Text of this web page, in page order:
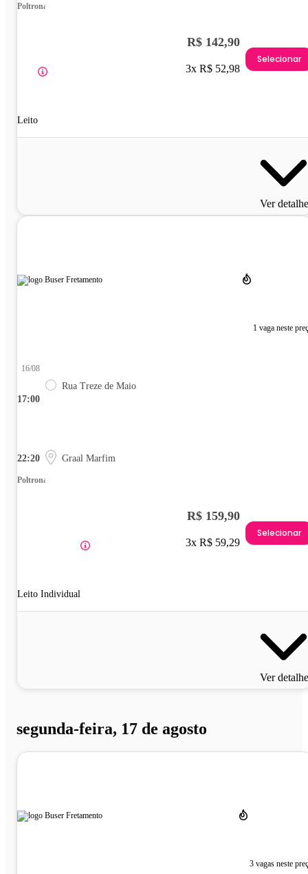
Poltrona
Leito
R$ 142,90
3x R$ 52,98
Selecionar
Ver
1 vaga neste
17:00
16/08
Rua Treze de Maio
22:20 Graal Marfim
Poltrona
Leito Individual
R$ 159,90
3x R$ 59,29
Selecionar
Ver
segunda-feira, 17 de agosto
3 vagas neste